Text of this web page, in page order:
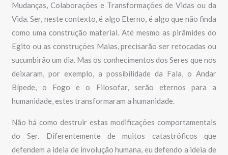
Mudanças, Colaborações e Transformações de Vidas ou da
Vida. Ser, neste contexto, é algo Eterno, é algo que não finda
como uma construção material. Até mesmo as pirâmides do
Egito ou as construções Maias, precisarão ser retocadas ou
sucumbirão um dia. Mas os conhecimentos dos Seres que nos
deixaram, por exemplo, a possibilidade da Fala, o Andar
Bípede, o Fogo e o Filosofar, serão eternos para a
humanidade, estes transformaram a humanidade.
Não há como destruir estas modificações comportamentais
do Ser. Diferentemente de muitos catastróficos que
defendem a ideia de involução humana, eu defendo a ideia de